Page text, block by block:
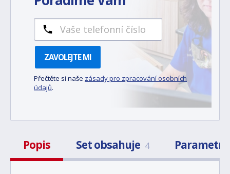
ZAVOLEJTE MI
Přečtěte si naše zásady pro zpracování osobních
údajů.
Popis Set obsahuje 4 Parametry